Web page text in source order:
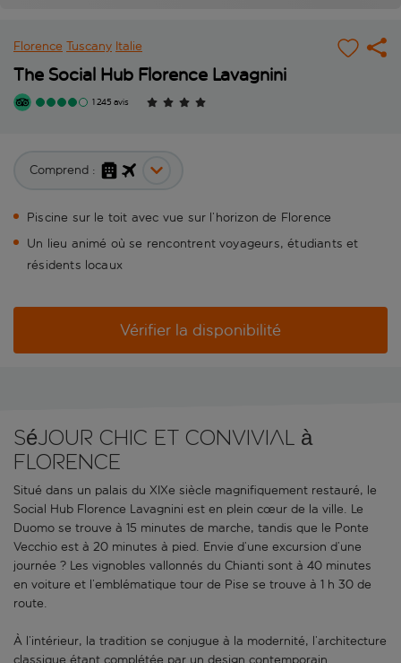
Florence Tuscany Italie
The Social Hub Florence Lavagnini
1 245 avis
Comprend :
Piscine sur le toit avec vue sur l’horizon de Florence
Un lieu animé où se rencontrent voyageurs, étudiants et
résidents locaux
Vérifier la disponibilité
Séjour chic et convivial à
Florence
Situé dans un palais du XIXe siècle magnifiquement restauré, le
Social Hub Florence Lavagnini est en plein cœur de la ville. Le
Duomo se trouve à 15 minutes de marche, tandis que le Ponte
Vecchio est à 20 minutes à pied. Envie d’une excursion d’une
journée ? Les vignobles vallonnés du Chianti sont à 40 minutes
en voiture et l’emblématique tour de Pise se trouve à 1 h 30 de
route.
À l’intérieur, la tradition se conjugue à la modernité, l’architecture